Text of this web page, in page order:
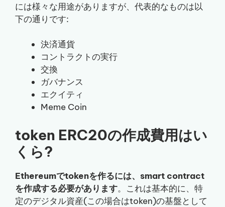
には様々な用途がありますが、代表的なものは以
下の通りです:
決済通貨
コントラクトの実行
交換
ガバナンス
エクイティ
Meme Coin
token ERC20の作成費用はい
くら?
Ethereumでtokenを作るには、smart contract
を作成する必要があります。これは基本的に、特
定のデジタル資産(この場合はtoken)の基盤として